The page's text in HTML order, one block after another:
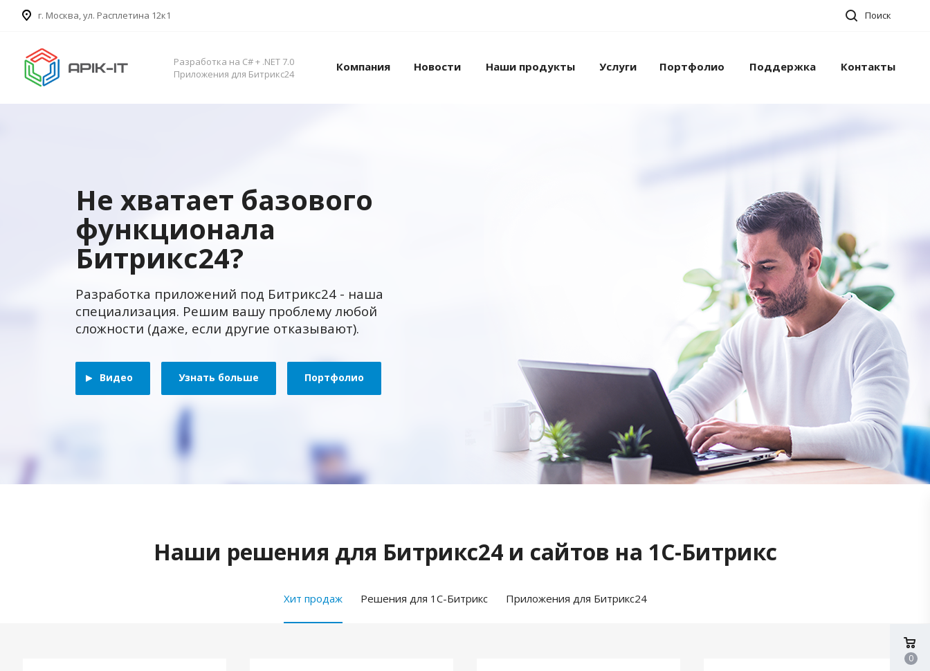
​г. Москва, ул. Расплетина 12к1 Поиск
Разработка на C# + .NET 7.0
Приложения для Битрикс24
Компания Новости Наши продукты Услуги Портфолио Поддержка Контакты
Не хватает базового
функционала
Битрикс24?
Разработка приложений под Битрикс24 - наша
специализация. Решим вашу проблему любой
сложности (даже, если другие отказывают).
Видео Узнать больше Портфолио
Наши решения для Битрикс24 и сайтов на 1С-Битрикс
Хит продаж Решения для 1С-Битрикс Приложения для Битрикс24
0